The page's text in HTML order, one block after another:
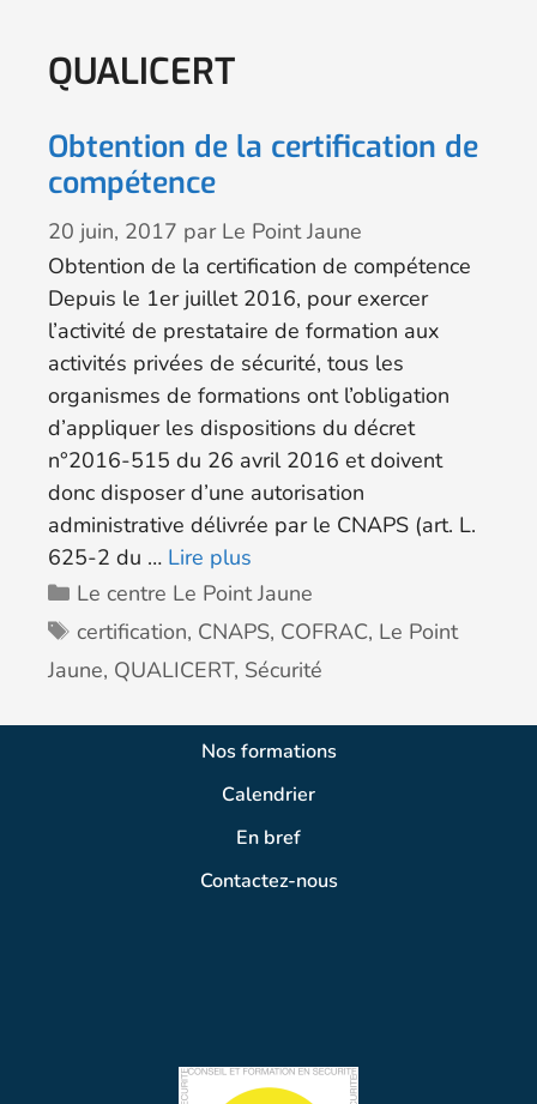
QUALICERT
Obtention de la certification de
compétence
20 juin, 2017 par Le Point Jaune
Obtention de la certification de compétence
Depuis le 1er juillet 2016, pour exercer
l’activité de prestataire de formation aux
activités privées de sécurité, tous les
organismes de formations ont l’obligation
d’appliquer les dispositions du décret
n°2016-515 du 26 avril 2016 et doivent
donc disposer d’une autorisation
administrative délivrée par le CNAPS (art. L.
625-2 du … Lire plus
Le centre Le Point Jaune
certification, CNAPS, COFRAC, Le Point
Jaune, QUALICERT, Sécurité
Nos formations
Calendrier
En bref
Contactez-nous